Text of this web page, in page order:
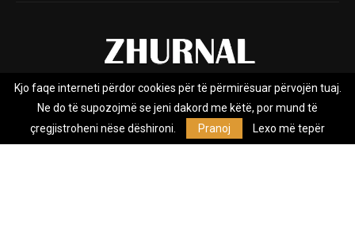
Rreth nesh Impresumi Marketing
Privacy Policy
Zhurnal.mk është Agjenci e Lajmeve e pavarur, e themeluar në vitin
Kjo faqe interneti përdor cookies për të përmirësuar përvojën tuaj.
Ne do të supozojmë se jeni dakord me këtë, por mund të
çregjistroheni nëse dëshironi.
Pranoj Lexo më tepër